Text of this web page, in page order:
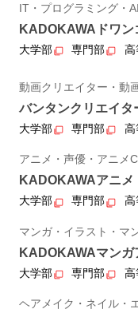
IT・プログラミング・
KADOKAWAドワン
大学部 専門部 高
動画クリエイター・動
バンタンクリエイタ
大学部 専門部 高
アニメ・声優・アニメ
KADOKAWAアニメ
大学部 専門部 高
マンガ・イラスト・マ
KADOKAWAマンガ
大学部 専門部 高
ヘアメイク・ネイル・